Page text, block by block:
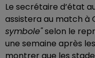
Le secrétaire d’état
assistera au match à
symbole"selon le
une semaine après
montrer que les